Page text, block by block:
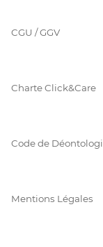
CGU / GGV
Charte Click&Care
Code de
Mentions Légales